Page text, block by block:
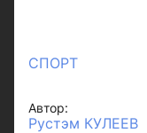
СПОРТ
Автор:
Рустэм КУЛЕЕВ